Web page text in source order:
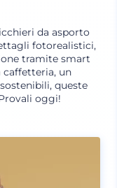
da asporto
fotorealistici,
tramite smart
caffetteria, un
queste
oggi!